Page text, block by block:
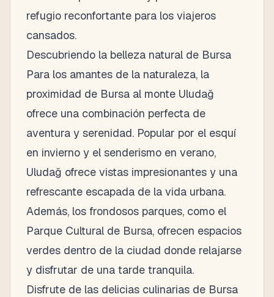
refugio reconfortante para los viajeros
cansados.
Descubriendo la belleza natural de Bursa
Para los amantes de la naturaleza, la
proximidad de Bursa al monte Uludağ
ofrece una combinación perfecta de
aventura y serenidad. Popular por el esquí
en invierno y el senderismo en verano,
Uludağ ofrece vistas impresionantes y una
refrescante escapada de la vida urbana.
Además, los frondosos parques, como el
Parque Cultural de Bursa, ofrecen espacios
verdes dentro de la ciudad donde relajarse
y disfrutar de una tarde tranquila.
Disfrute de las delicias culinarias de Bursa